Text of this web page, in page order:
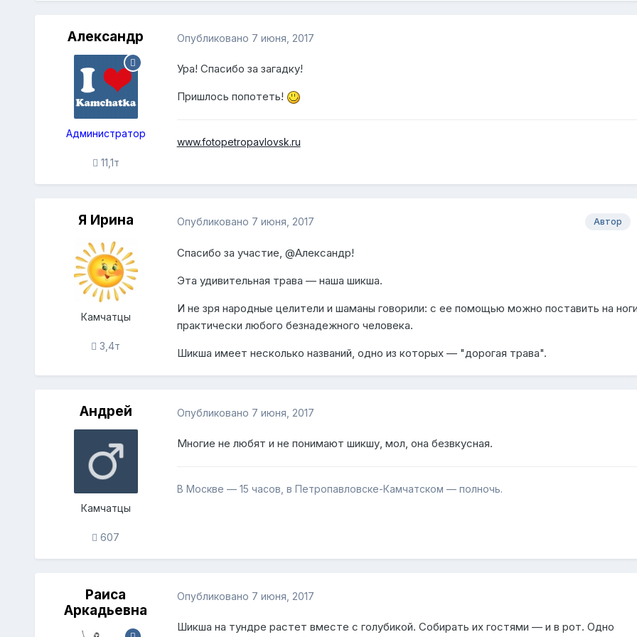
Александр
Администратор
11,1т
Опубликовано 7 июня, 2017
Ура! Спасибо за загадку!
Пришлось попотеть!
www.fotopetropavlovsk.ru
Я Ирина
Камчатцы
3,4т
Автор
Опубликовано 7 июня, 2017
Спасибо за участие, @Александр!
Эта удивительная трава — наша шикша.
И не зря народные целители и шаманы говорили: с ее помощью можно поставить на
практически любого безнадежного человека.
Шикша имеет несколько названий, одно из которых — "дорогая трава".
Андрей
Камчатцы
607
Опубликовано 7 июня, 2017
Многие не любят и не понимают шикшу, мол, она безвкусная.
В Москве — 15 часов, в Петропавловске-Камчатском — полночь.
Раиса
Аркадьевна
Опубликовано 7 июня, 2017
Шикша на тундре растет вместе с голубикой. Собирать их гостями — и в рот. Одно